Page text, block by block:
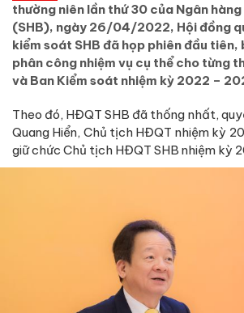
thường niên lần thứ 30 của Ngân hàng
(SHB), ngày 26/04/2022, Hội đồng
kiểm soát SHB đã họp phiên đầu tiên,
phân công nhiệm vụ cụ thể cho từng
và Ban Kiểm soát nhiệm kỳ 2022 –
Theo đó, HĐQT SHB đã thống nhất,
Quang Hiển, Chủ tịch HĐQT nhiệm kỳ
giữ chức Chủ tịch HĐQT SHB nhiệm kỳ